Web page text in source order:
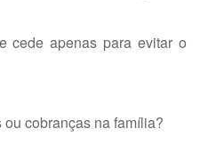
cede apenas para evitar o
cobranças na família?